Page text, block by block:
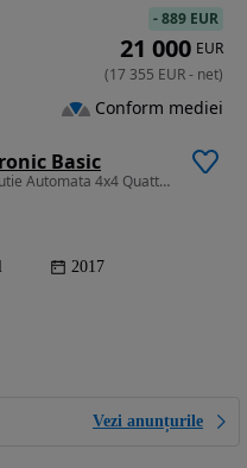
Basic
1968 cm3 • 163 CP • Audi Q5 2.0 TDI Cutie Automata 4x4 Quattro TVA DEDUCTIBIL
2017
Vezi anunțurile
-889 EUR
21 000 EUR
(17 355 EUR- net)
Conform mediei